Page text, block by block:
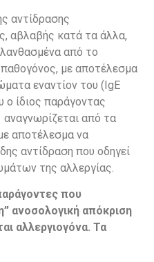
αντίδρασης
αβλαβής κατά τα άλλα,
από το
με αποτέλεσμα
εναντίον του (IgE
ίδιος παράγοντας
αναγνωρίζεται από τα
αποτέλεσμα να
αντίδραση που οδηγεί
της αλλεργίας.
που
ανοσολογική απόκριση
αλλεργιογόνα. Τα